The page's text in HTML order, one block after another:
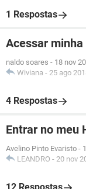
1 Respostas
Acessar
naldo soares - 18 nov
Wiviana - 25 ago
4 Respostas
Entrar no meu
Avelino Pinto Evaristo -
LEANDRO - 20 nov